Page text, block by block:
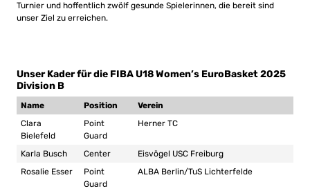
Turnier und hoffentlich zwölf gesunde Spielerinnen, die bereit sind
unser Ziel zu erreichen.
Unser Kader für die FIBA U18 Women’s EuroBasket 2025
Division B
Name Position
Verein
Clara
Bielefeld
Point
Guard
Herner TC
Karla Busch Center
Eisvögel USC Freiburg
Rosalie Esser
Point
Guard
ALBA Berlin/TuS Lichterfelde